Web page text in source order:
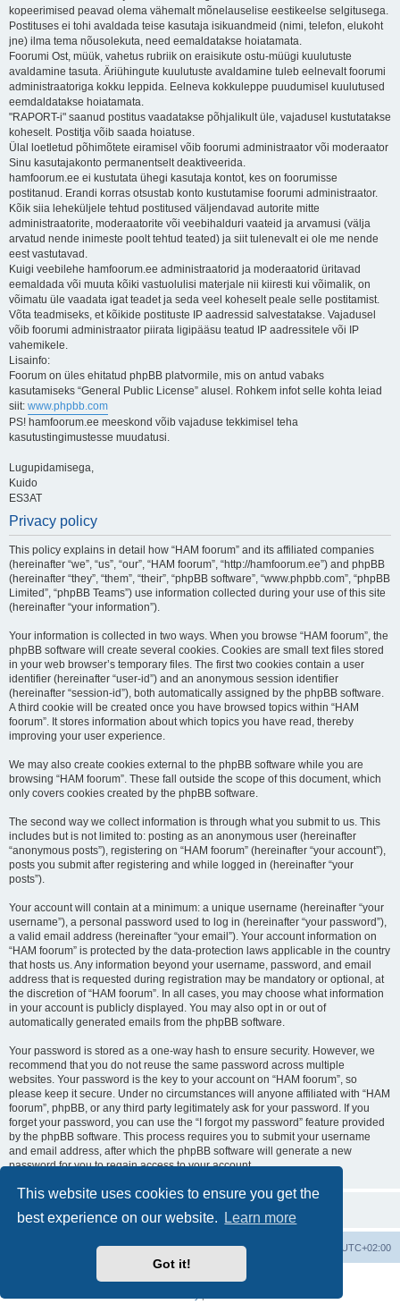
This website uses cookies to ensure you get the
best experience on our website.
Learn more
Got it!
kopeerimised peavad olema vähemalt mõnelauselise eestikeelse selgitusega.
Postituses ei tohi avaldada teise kasutaja isikuandmeid (nimi, telefon, elukoht
jne) ilma tema nõusolekuta, need eemaldatakse hoiatamata.
Foorumi Ost, müük, vahetus rubriik on eraisikute ostu-müügi kuulutuste
avaldamine tasuta. Äriühingute kuulutuste avaldamine tuleb eelnevalt foorumi
administraatoriga kokku leppida. Eelneva kokkuleppe puudumisel kuulutused
eemdaldatakse hoiatamata.
"RAPORT-i" saanud postitus vaadatakse põhjalikult üle, vajadusel kustutatakse
koheselt. Postitja võib saada hoiatuse.
Ülal loetletud põhimõtete eiramisel võib foorumi administraator või moderaator
Sinu kasutajakonto permanentselt deaktiveerida.
hamfoorum.ee ei kustutata ühegi kasutaja kontot, kes on foorumisse
postitanud. Erandi korras otsustab konto kustutamise foorumi administraator.
Kõik siia leheküljele tehtud postitused väljendavad autorite mitte
administraatorite, moderaatorite või veebihalduri vaateid ja arvamusi (välja
arvatud nende inimeste poolt tehtud teated) ja siit tulenevalt ei ole me nende
eest vastutavad.
Kuigi veebilehe hamfoorum.ee administraatorid ja moderaatorid üritavad
eemaldada või muuta kõiki vastuolulisi materjale nii kiiresti kui võimalik, on
võimatu üle vaadata igat teadet ja seda veel koheselt peale selle postitamist.
Võta teadmiseks, et kõikide postituste IP aadressid salvestatakse. Vajadusel
võib foorumi administraator piirata ligipääsu teatud IP aadressitele või IP
vahemikele.
Lisainfo:
Foorum on üles ehitatud phpBB platvormile, mis on antud vabaks
kasutamiseks “General Public License” alusel. Rohkem infot selle kohta leiad
siit: www.phpbb.com
PS! hamfoorum.ee meeskond võib vajaduse tekkimisel teha
kasutustingimustesse muudatusi.
Lugupidamisega,
Kuido
ES3AT
Privacy policy
This policy explains in detail how “HAM foorum” and its affiliated companies
(hereinafter “we”, “us”, “our”, “HAM foorum”, “http://hamfoorum.ee”) and phpBB
(hereinafter “they”, “them”, “their”, “phpBB software”, “www.phpbb.com”, “phpBB
Limited”, “phpBB Teams”) use information collected during your use of this site
(hereinafter “your information”).
Your information is collected in two ways. When you browse “HAM foorum”, the
phpBB software will create several cookies. Cookies are small text files stored
in your web browser’s temporary files. The first two cookies contain a user
identifier (hereinafter “user-id”) and an anonymous session identifier
(hereinafter “session-id”), both automatically assigned by the phpBB software.
A third cookie will be created once you have browsed topics within “HAM
foorum”. It stores information about which topics you have read, thereby
improving your user experience.
We may also create cookies external to the phpBB software while you are
browsing “HAM foorum”. These fall outside the scope of this document, which
only covers cookies created by the phpBB software.
The second way we collect information is through what you submit to us. This
includes but is not limited to: posting as an anonymous user (hereinafter
“anonymous posts”), registering on “HAM foorum” (hereinafter “your account”),
posts you submit after registering and while logged in (hereinafter “your
posts”).
Your account will contain at a minimum: a unique username (hereinafter “your
username”), a personal password used to log in (hereinafter “your password”),
a valid email address (hereinafter “your email”). Your account information on
“HAM foorum” is protected by the data-protection laws applicable in the country
that hosts us. Any information beyond your username, password, and email
address that is requested during registration may be mandatory or optional, at
the discretion of “HAM foorum”. In all cases, you may choose what information
in your account is publicly displayed. You may also opt in or out of
automatically generated emails from the phpBB software.
Your password is stored as a one-way hash to ensure security. However, we
recommend that you do not reuse the same password across multiple
websites. Your password is the key to your account on “HAM foorum”, so
please keep it secure. Under no circumstances will anyone affiliated with “HAM
foorum”, phpBB, or any third party legitimately ask for your password. If you
forget your password, you can use the “I forgot my password” feature provided
by the phpBB software. This process requires you to submit your username
and email address, after which the phpBB software will generate a new
password for you to regain access to your account.
UTC+02:00
Delete cookies
Contact us
Powered by
® Forum Software © phpBB Limited